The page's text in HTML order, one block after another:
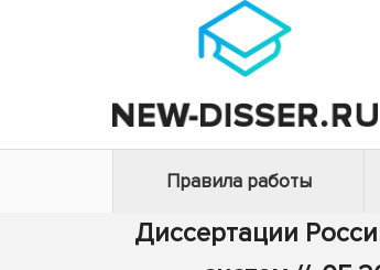
Правила работы
Диссертации